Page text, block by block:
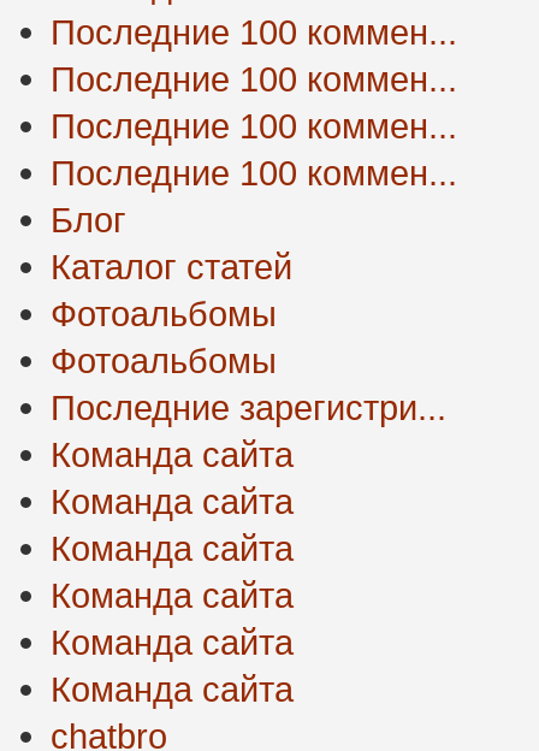
Последние 100 коммен...
Последние 100 коммен...
Последние 100 коммен...
Последние 100 коммен...
Блог
Каталог статей
Фотоальбомы
Фотоальбомы
Последние зарегистри...
Команда сайта
Команда сайта
Команда сайта
Команда сайта
Команда сайта
Команда сайта
chatbro